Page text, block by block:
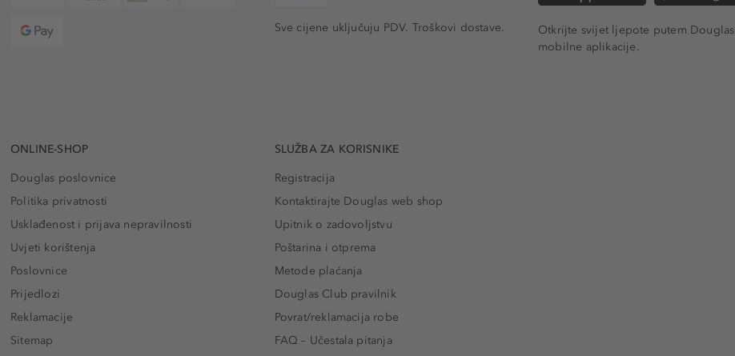
Sve cijene uključuju PDV. Troškovi dostave.
Otkrijte svijet ljepote putem Douglas
mobilne aplikacije.
ONLINE-SHOP
Douglas poslovnice
Politika privatnosti
Usklađenost i prijava nepravilnosti
Uvjeti korištenja
Poslovnice
Prijedlozi
Reklamacije
Sitemap
SLUŽBA ZA KORISNIKE
Registracija
Kontaktirajte Douglas web shop
Upitnik o zadovoljstvu
Poštarina i otprema
Metode plaćanja
Douglas Club pravilnik
Povrat/reklamacija robe
FAQ – Učestala pitanja